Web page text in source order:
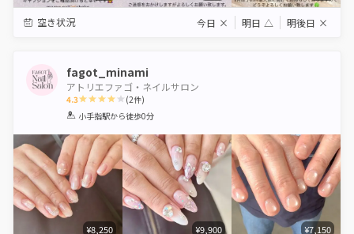
空き状況 今日 × 明日 △ 明後日 ×
fagot_minami
アトリエファゴ・ネイルサロン
4.3
1 2 3 4 5
(2件)
小手指駅から徒歩0分
¥8,250 ¥9,900 ¥7,150